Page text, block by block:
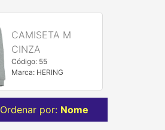
CAMISETA M
CINZA
Código: 55
Marca: HERING
Ordenar por: Nome